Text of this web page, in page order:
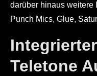
darüber hinaus weitere
Punch Mics, Glue,
Teletone